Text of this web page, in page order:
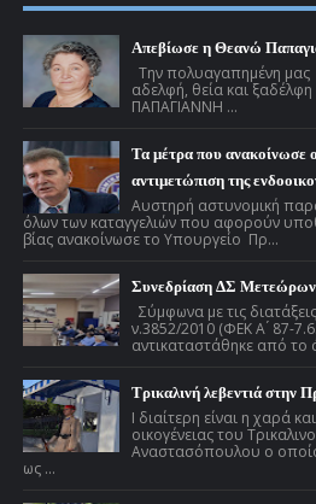
Απεβίωσε η Θεανώ
Την
αδελφή, θεία και
ΠΑΠΑΓΙΑΝΝΗ ...
Τα μέτρα που ανακοίνωσε
αντιμετώπιση της
Αυστηρή αστυνομική
όλων των καταγγελιών που αφορούν
βίας ανακοίνωσε το Υπουργείο Πρ...
Συνεδρίαση ΔΣ Μετεώρων
Σύμφωνα με τις
ν.3852/2010 (ΦΕΚ Α ́ 87-
αντικαταστάθηκε από
Τρικαλινή λεβεντιά στην
Ι διαίτερη είναι η χαρά
οικογένειας του
Αναστασόπουλου ο
ως ...